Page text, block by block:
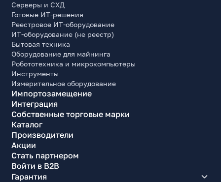
Серверы и СХД
Готовые ИТ-решения
Реестровое ИТ-оборудование
ИТ-оборудование (не реестр)
Бытовая техника
Оборудование для майнинга
Робототехника и микрокомпьютеры
Инструменты
Измерительное оборудование
Импортозамещение
Интеграция
Собственные торговые марки
Каталог
Производители
Акции
Стать партнером
Войти в B2B
Гарантия